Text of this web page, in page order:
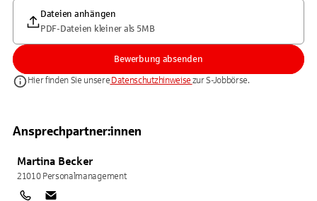
Dateien anhängen
PDF-Dateien kleiner als 5MB
Bewerbung absenden
Hier finden Sie unsere Datenschutzhinweise zur S-Jobbörse.
Ansprechpartner:innen
Martina Becker
21010 Personalmanagement